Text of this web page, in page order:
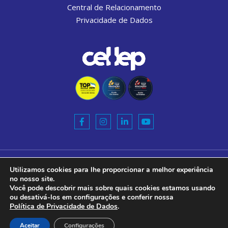
Central de Relacionamento
Privacidade de Dados
CEL-LEP ENSINO DE IDIOMAS S.A.
CNPJ:
10.772.420/0001-40
Cel.Lep. Todos os direitos reservados.
Utilizamos cookies para lhe proporcionar a melhor experiência
no nosso site.
Você pode descobrir mais sobre quais cookies estamos usando
ou desativá-los em configurações e conferir nossa
Política de Privacidade de Dados.
Aceitar Configurações